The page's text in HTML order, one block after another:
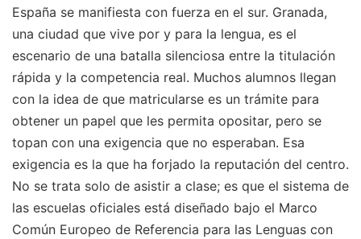
España se manifiesta con fuerza en el sur. Granada,
una ciudad que vive por y para la lengua, es el
escenario de una batalla silenciosa entre la titulación
rápida y la competencia real. Muchos alumnos llegan
con la idea de que matricularse es un trámite para
obtener un papel que les permita opositar, pero se
topan con una exigencia que no esperaban. Esa
exigencia es la que ha forjado la reputación del centro.
No se trata solo de asistir a clase; es que el sistema de
las escuelas oficiales está diseñado bajo el Marco
Común Europeo de Referencia para las Lenguas con